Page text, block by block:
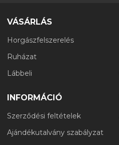
VÁSÁRLÁS
Horgászfelszerelés
Ruházat
Lábbeli
INFORMÁCIÓ
Szerződési feltételek
Ajándékutalvány szabályzat